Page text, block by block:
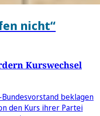
nicht“
Kurswechsel
beklagen
den Kurs ihrer Partei